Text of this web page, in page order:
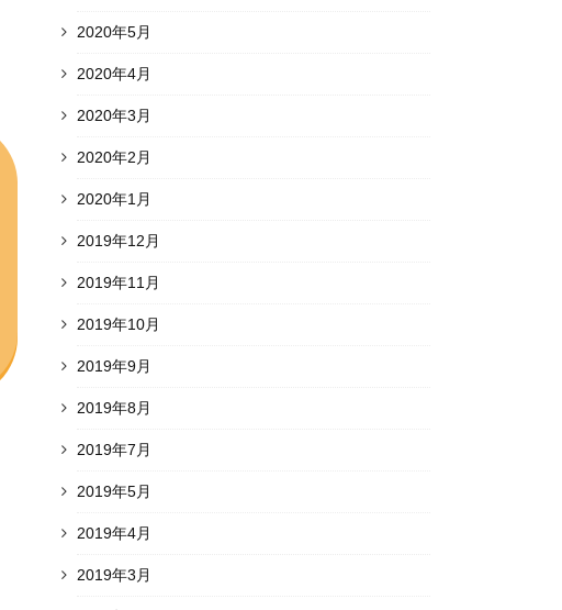
2020年5月
2020年4月
2020年3月
2020年2月
2020年1月
2019年12月
2019年11月
2019年10月
2019年9月
2019年8月
2019年7月
2019年5月
2019年4月
2019年3月